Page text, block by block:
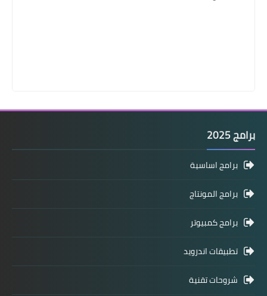
برامج 2025
برامج اساسية
برامج المونتاج
برامج كمبيوتر
تطبيقات اندرويد
شروحات تقنية